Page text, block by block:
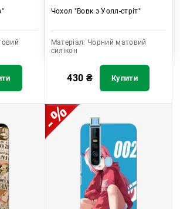
Чохол "Вовк з Уолл-стріт"
Матеріал: Чорний матовий
силікон
430 ₴ Купити